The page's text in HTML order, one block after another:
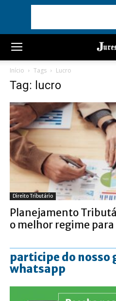
Início Tags Lucro
Tag: lucro
Direito Tributário
Planejamento
o melhor regime para
participe do nosso
whatsapp